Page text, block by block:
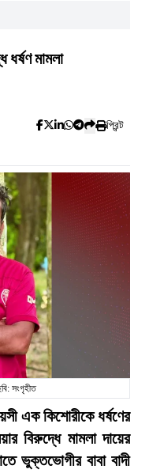
ধর্ষণ মামলা
প্রিন্ট
সংগৃহীত
এক কিশোরীকে ধর্ষণের
বিরুদ্ধে মামলা দায়ের
ভুক্তভোগীর বাবা বাদী